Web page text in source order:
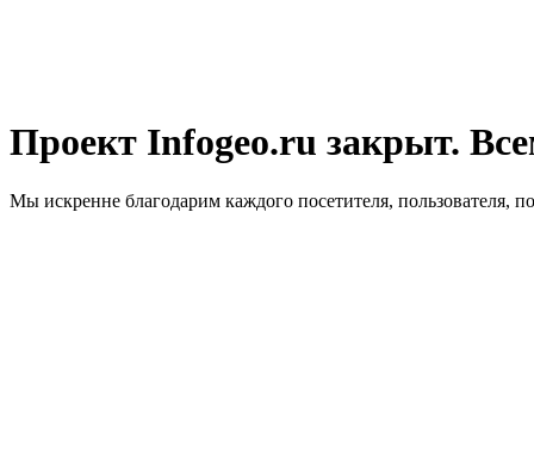
Проект Infogeo.ru закрыт.
Мы искренне благодарим каждого посетителя, пользователя,